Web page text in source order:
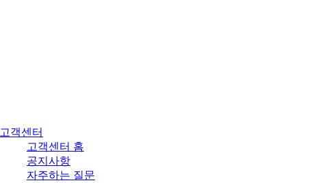
고객센터
고객센터 홈
공지사항
자주하는 질문